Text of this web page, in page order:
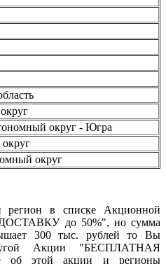
округ - Югра
округ
в списке Акционной
до 50%", но сумма
300 тыс. рублей то Вы
Акции "БЕСПЛАТНАЯ
этой акции и регионы